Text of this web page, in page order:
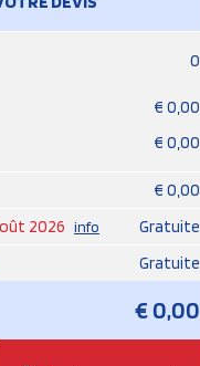
0
€ 0,00
€ 0,00
€ 0,00
2026 info
Gratuite
Gratuite
€0,00